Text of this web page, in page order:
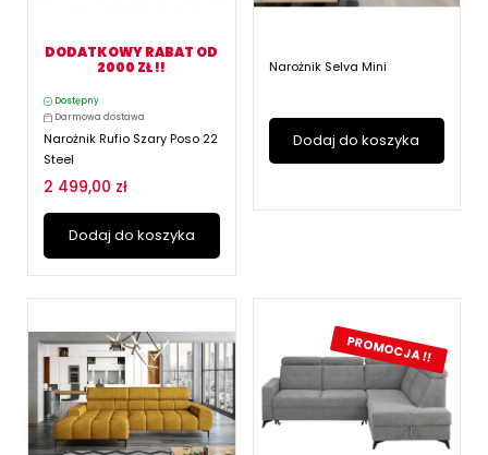
DODATKOWY RABAT OD
2000 ZŁ !!
Dostępny
Darmowa dostawa
Narożnik Rufio Szary Poso 22
Steel
2 499,00 zł
Dodaj do koszyka
Narożnik Selva Mini
Dodaj do koszyka
PROMOCJA !!